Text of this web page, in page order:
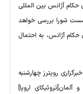
آژانس بین المللی
شورا بررسی خواهد
آژانس، به احتمال
رویترز چهارشنبه
اروپا]